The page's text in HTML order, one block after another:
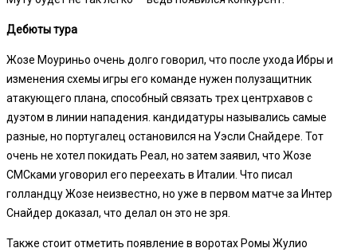
Дебюты тура
Жозе Моуриньо очень долго говорил, что после ухода Ибры и
изменения схемы игры его команде нужен полузащитник
атакующего плана, способный связать трех центрхавов с
дуэтом в линии нападения. кандидатуры назывались самые
разные, но португалец остановился на Уэсли Снайдере. Тот
очень не хотел покидать Реал, но затем заявил, что Жозе
СМСками уговорил его переехать в Италии. Что писал
голландцу Жозе неизвестно, но уже в первом матче за Интер
Снайдер доказал, что делал он это не зря.
Также стоит отметить появление в воротах Ромы Жулио